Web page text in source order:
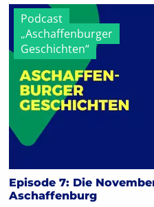
Podcast
„Aschaffenburger
Geschichten“
Episode 7: Die
Aschaffenburg